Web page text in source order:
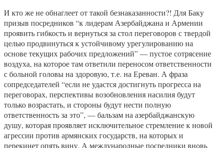
И кто же не обнаглеет от такой безнаказанности?! Для Баку
призыв посредников “к лидерам Азербайджана и Армении
проявить гибкость и вернуться за стол переговоров с твердой
целью продвинуться к устойчивому урегулированию на
основе текущих рабочих предложений” — пустое сотрясение
воздуха, на которое там ответили переносом ответственности
с больной головы на здоровую, т.е. на Ереван. А фраза
сопредседателей “если не удастся достигнуть прогресса на
переговорах, перспективы возобновления насилия будут
только возрастать, и стороны будут нести полную
ответственность за это”, — бальзам на азербайджанскую
душу, которая проявляет исключительное стремление к новой
агрессии против армянских государств, на которых и
перекинет опять вину. А международные посредники вновь